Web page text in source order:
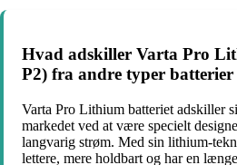
Hvad adskiller Varta Pro
P2) fra andre typer
Varta Pro Lithium batteriet adskiller
markedet ved at være specielt
langvarig strøm. Med sin lithium-
lettere, mere holdbart og har en